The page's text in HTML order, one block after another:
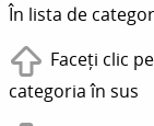
În lista de
Faceți clic
categoria în sus